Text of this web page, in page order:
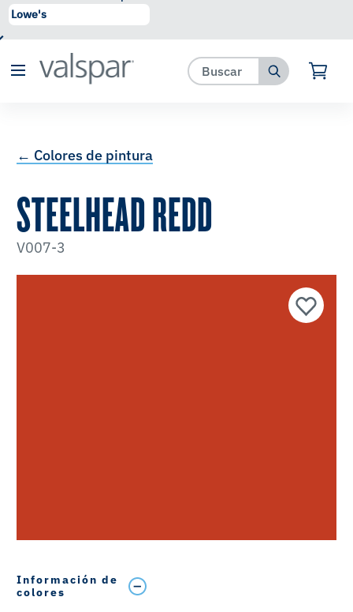
se ha agregado a favoritos.
← Colores de pintura
STEELHEAD REDD
V007-3
Información de
colores